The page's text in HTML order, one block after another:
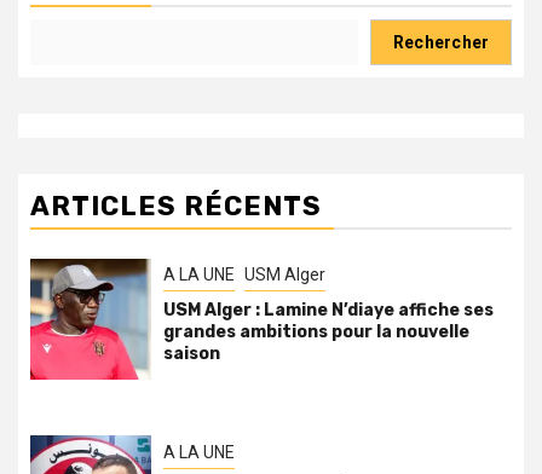
Rechercher
ARTICLES RÉCENTS
A LA UNE USM Alger
USM Alger : Lamine N’diaye affiche ses
grandes ambitions pour la nouvelle
saison
A LA UNE